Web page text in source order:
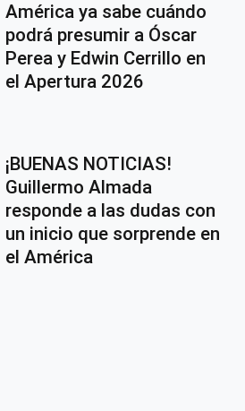
América ya sabe cuándo
podrá presumir a Óscar
Perea y Edwin Cerrillo en
el Apertura 2026
¡BUENAS NOTICIAS!
Guillermo Almada
responde a las dudas con
un inicio que sorprende en
el América